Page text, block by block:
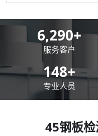
8,500+
服务客户
200+
专业人员
45钢板